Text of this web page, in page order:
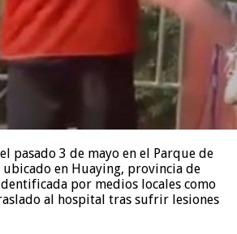
pasado 3 de mayo en el Parque de
en Huaying, provincia de
por medios locales como
al hospital tras sufrir lesiones